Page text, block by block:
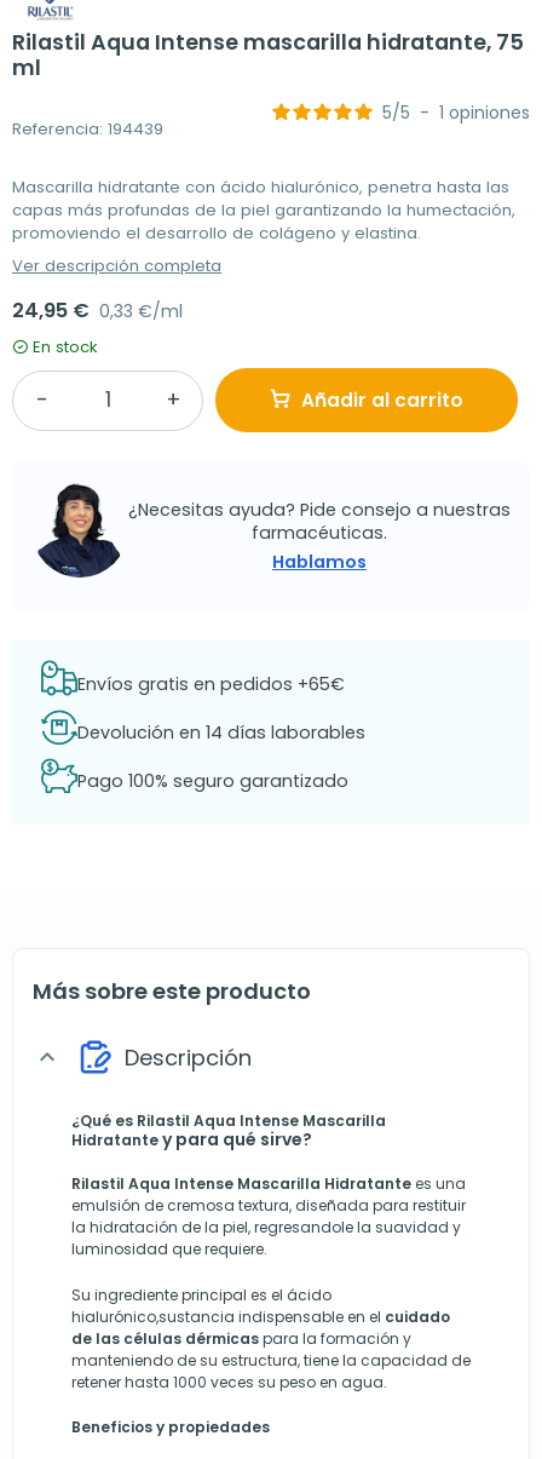
Rilastil Aqua Intense mascarilla hidratante, 75
ml
Referencia: 194439
5/5 - 1 opiniones
Mascarilla hidratante con ácido hialurónico, penetra hasta las
capas más profundas de la piel garantizando la humectación,
promoviendo el desarrollo de colágeno y elastina.
Ver descripción completa
24,95 € 0,33 €/ml
En stock
Añadir al carrito
¿Necesitas ayuda? Pide consejo a nuestras
farmacéuticas.
Hablamos
Envíos gratis en pedidos +65€
Devolución en 14 días laborables
Pago 100% seguro garantizado
Más sobre este producto
expand_more Descripción
¿Qué es Rilastil Aqua Intense Mascarilla
Hidratantey para qué sirve?
Rilastil Aqua Intense Mascarilla Hidratantees una
emulsión de cremosa textura, diseñada para restituir
la hidratación de la piel, regresandole la suavidad y
luminosidad que requiere.
Su ingrediente principal es el ácido
hialurónico,sustancia indispensable en el cuidado
de las células dérmicaspara la formación y
manteniendo de su estructura, tiene la capacidad de
retener hasta 1000 veces su peso en agua.
Beneficios y propiedades